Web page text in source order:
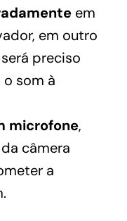
em
em outro
preciso
som à
microfone,
câmera
a